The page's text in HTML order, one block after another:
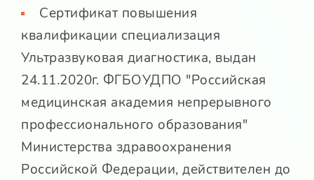
Сертификат повышения
квалификации специализация
Ультразвуковая диагностика, выдан
24.11.2020г. ФГБОУДПО "Российская
медицинская академия непрерывного
профессионального образования"
Министерства здравоохранения
Российской Федерации, действителен до